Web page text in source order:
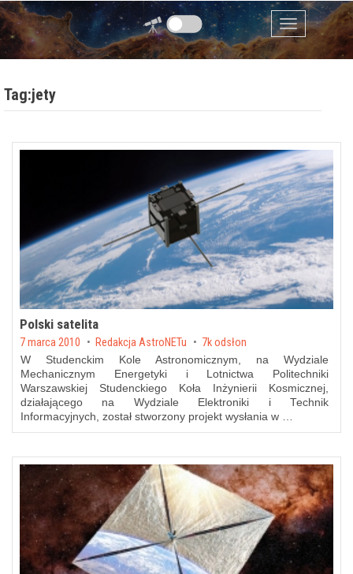
Przejdź do zawartości
Menu
Tag:jety
Polski satelita
Posted on
7 marca 2010 byRedakcja AstroNETu 7k odsłon
W Studenckim Kole Astronomicznym, na Wydziale
Mechanicznym Energetyki i Lotnictwa Politechniki
Warszawskiej Studenckiego Koła Inżynierii Kosmicznej,
działającego na Wydziale Elektroniki i Technik
Informacyjnych, został stworzony projekt wysłania w …